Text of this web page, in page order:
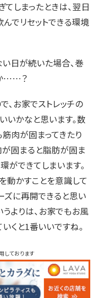
てしまったときは、翌日
でリセットできる環境
い日が続いた場合、巻
……？
、お家でストレッチの
いかなと思います。数
肉が固まってきたり
が固まると脂肪が固ま
できてしまいます。
動かすことを意識して
ズに再開できると思い
よりは、お家でもお風
くと1番いいですね。
しております